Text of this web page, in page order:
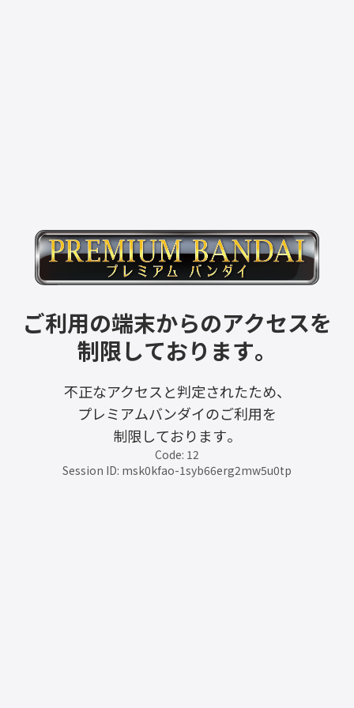
ご利用の端末からのアクセスを
制限しております。
不正なアクセスと判定されたため、
プレミアムバンダイのご利用を
制限しております。
Code: 12
Session ID: msk0kfao-1syb66erg2mw5u0tp